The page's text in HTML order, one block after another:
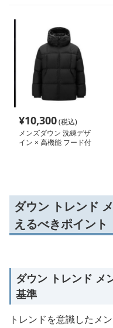
¥10,300(税込)
メンズダウン 洗練デザ
イン × 高機能 フード付
ダウン トレンド
えるべきポイント
ダウン トレンド メ
基準
トレンドを意識したメ